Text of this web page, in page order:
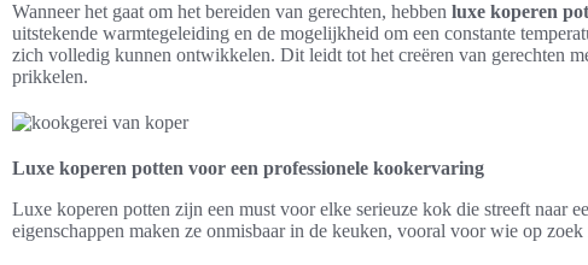
Wanneer het gaat om het bereiden van gerechten, hebben luxe koperen
uitstekende warmtegeleiding en de mogelijkheid om een constante
zich volledig kunnen ontwikkelen. Dit leidt tot het creëren van gerechten
prikkelen.
Luxe koperen potten voor een professionele kookervaring
Luxe koperen potten zijn een must voor elke serieuze kok die streeft naar
eigenschappen maken ze onmisbaar in de keuken, vooral voor wie op